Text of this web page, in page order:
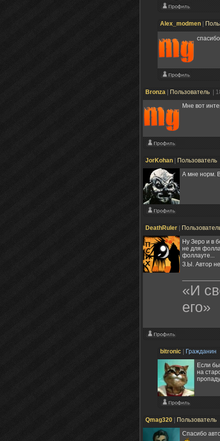
Alex_modmen
Bronza Пользователь
|
Мне вот
JorKohan Пользователь
А мне норм.
DeathRuler
Ну Зеро и в
не для
фоллауте...
З.Ы. Автор
«И
его»
bitronic Гражданин
Если
на
Qmag320 Пользователь
Спасибо